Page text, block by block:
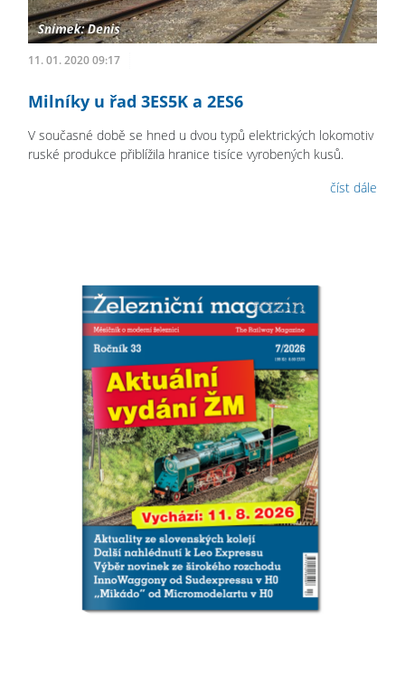
11. 01. 2020 09:17
Milníky u řad 3ES5K a 2ES6
V současné době se hned u dvou typů elektrických lokomotiv
ruské produkce přiblížila hranice tisíce vyrobených kusů.
číst dále